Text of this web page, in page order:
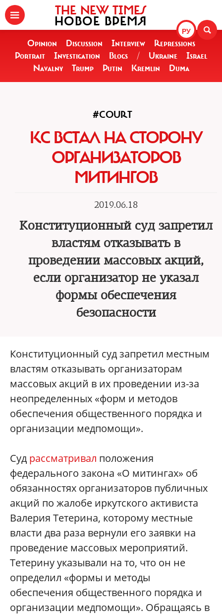
РУ
THE NEW TIMES
НОВОЕ ВРЕМЯ
Opinion Discussion Interview
Repressions
Portrait
Investigation Blogs / Ukraine
Israel
Navalny
Trump Putin Kremlin Duma
#COURT
КС ВСТАЛ НА СТОРОНУ
ОРГАНИЗАТОРОВ
МИТИНГОВ
2019.06.18
Конституционный суд запретил
властям отказывать в
проведении массовых акций,
если организатор не указал
формы обеспечения
безопасности
Конституционный суд запретил местным
властям отказывать организаторам
массовых акций в их проведении из-за
неопределенных «форм и методов
обеспечения общественного порядка и
организации медпомощи».
Суд рассматривал положения
федерального закона «О митингах» об
обязанностях организаторов публичных
акций по жалобе иркутского активиста
Валерия Тетерина, которому местные
власти два раза вернули его заявки на
проведение массовых мероприятий.
Тетерину указывали на то, что он не
определил «формы и методы
обеспечения общественного порядка и
организации медпомощи». Обращаясь в